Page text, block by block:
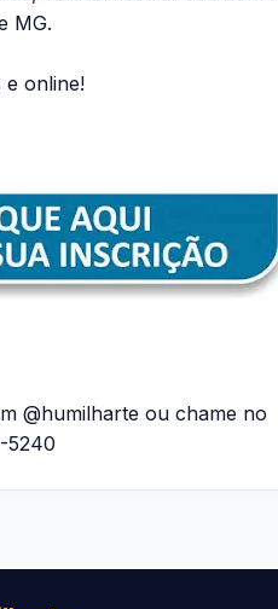
MG.
e online!
@humilharte ou chame no
5240